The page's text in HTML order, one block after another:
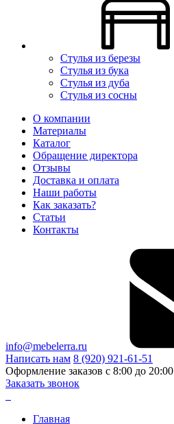
Стулья из березы
Стулья из бука
Стулья из дуба
Стулья из сосны
О компании
Материалы
Каталог
Обращение директора
Отзывы
Доставка и оплата
Наши работы
Как заказать?
Статьи
Контакты
info@mebelerra.ru
Написать нам 8 (920) 921-61-51
Оформление заказов с 8:00 до 20:00
Заказать звонок
Главная